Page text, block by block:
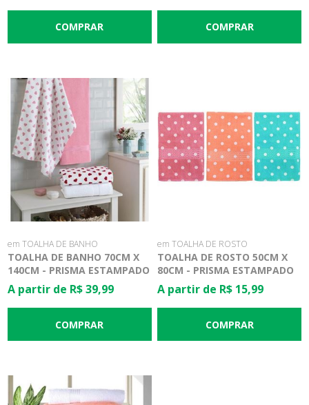
em TOALHA DE BANHO
TOALHA DE BANHO 70CM X
140CM - PRISMA ESTAMPADO
AF-1290 - DOHLER
A partir de R$ 39,99
em TOALHA DE ROSTO
TOALHA DE ROSTO 50CM X
80CM - PRISMA ESTAMPADO
AF-1290 - DOHLER
A partir de R$ 15,99